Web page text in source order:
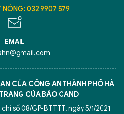
NÓNG: 032 9907 579
EMAIL
CỦA CÔNG AN THÀNH PHỐ HÀ
CỦA BÁO CAND
số 08/GP-BTTTT, ngày 5/1/2021